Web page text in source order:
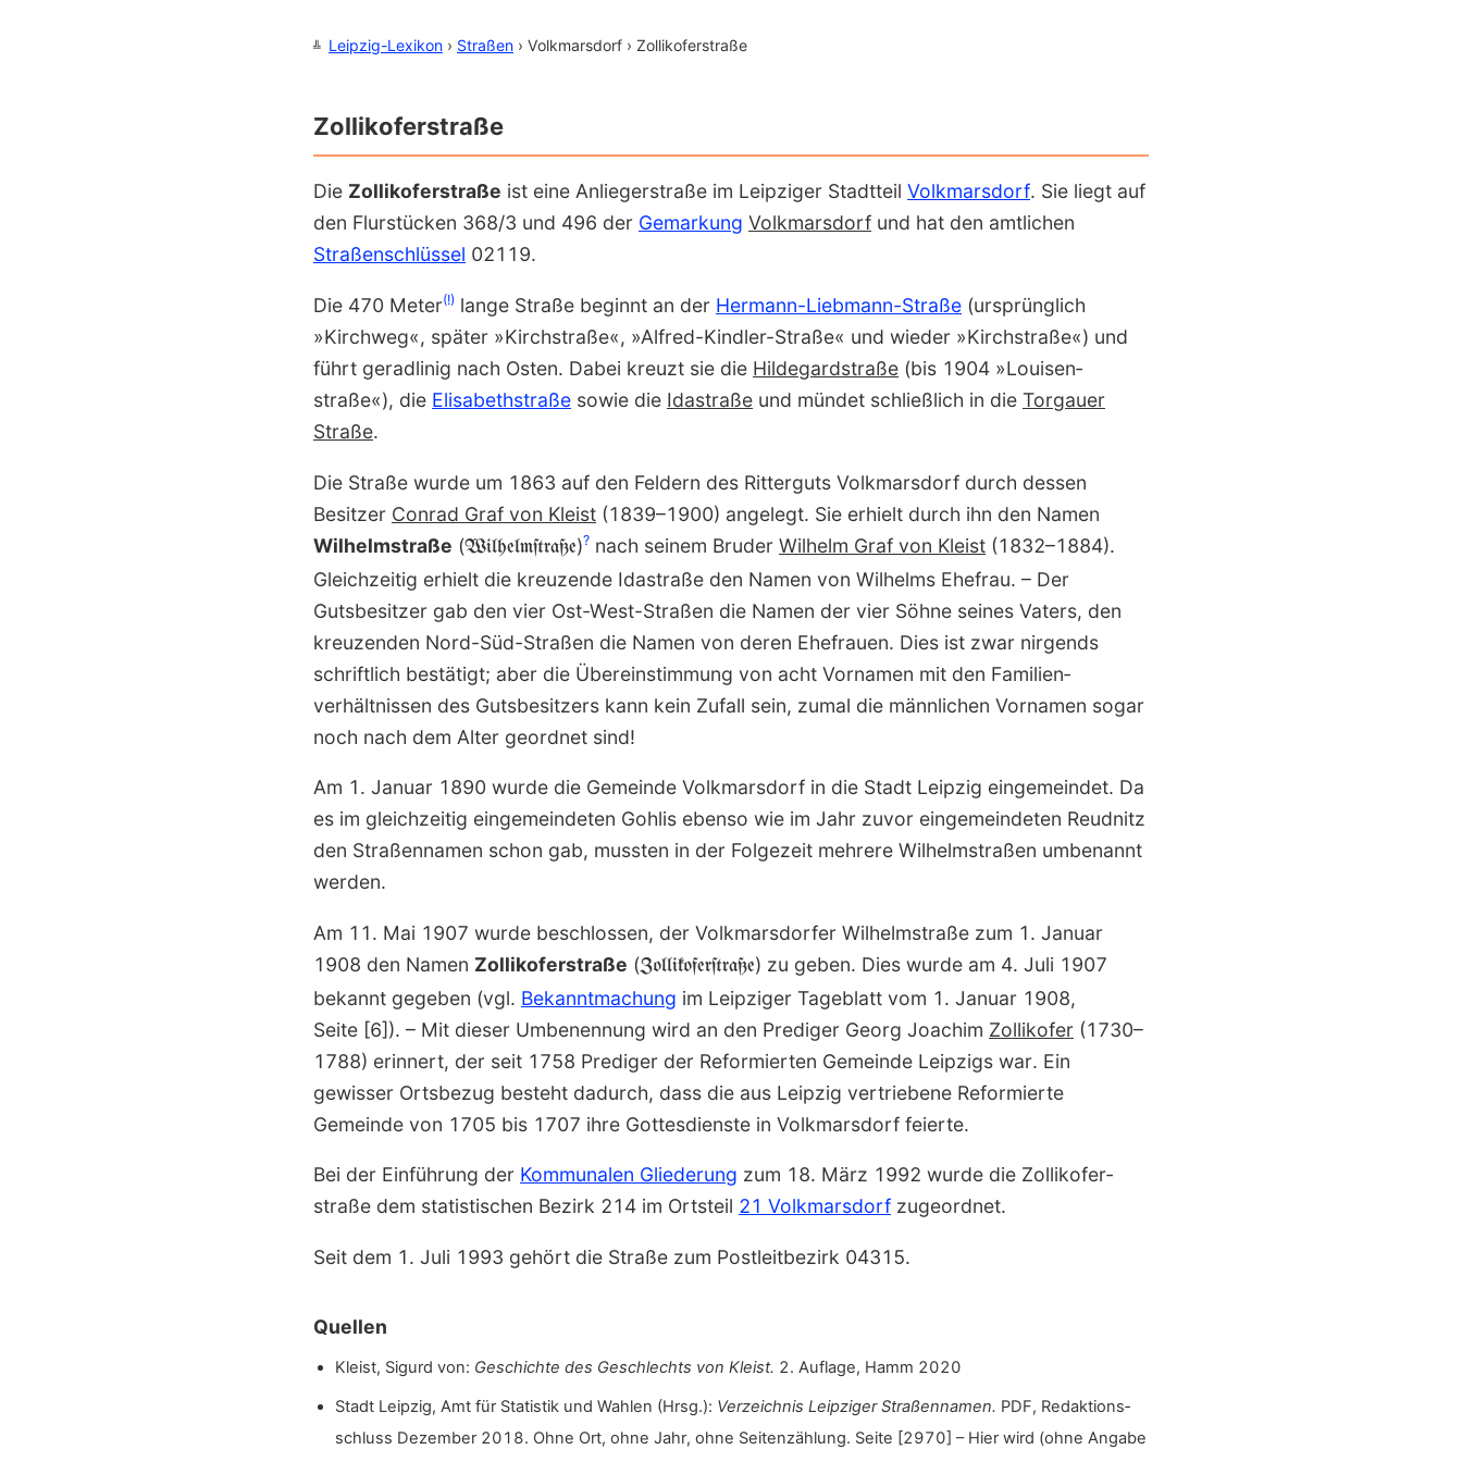
Leipzig-Lexikon › Straßen › Volkmarsdorf › Zollikoferstraße
Zollikoferstraße
Die Zollikoferstraße ist eine Anliegerstraße im Leipziger Stadtteil Volkmarsdorf. Sie liegt auf
den Flurstücken 368/3 und 496 der Gemarkung Volkmars­dorf und hat den amtlichen
Straßen­schlüssel 02119.
Die 470 Meter(!) lange Straße beginnt an der Hermann-Liebmann-Straße (ursprünglich
»Kirchweg«, später »Kirch­straße«, »Alfred-Kindler-Straße« und wieder »Kirch­straße«) und
führt geradlinig nach Osten. Dabei kreuzt sie die Hildegard­straße (bis 1904 »Louisen­
straße«), die Elisabeth­straße sowie die Ida­straße und mündet schließlich in die Torgauer
Straße.
Die Straße wurde um 1863 auf den Feldern des Ritterguts Volkmarsdorf durch dessen
Besitzer Conrad Graf von Kleist (1839–1900) angelegt. Sie erhielt durch ihn den Namen
Wilhelm­straße (Wilhelmſtraße)? nach seinem Bruder Wilhelm Graf von Kleist (1832–1884).
Gleichzeitig erhielt die kreuzende Idastraße den Namen von Wilhelms Ehefrau. – Der
Gutsbesitzer gab den vier Ost-West-Straßen die Namen der vier Söhne seines Vaters, den
kreuzenden Nord-Süd-Straßen die Namen von deren Ehefrauen. Dies ist zwar nirgends
schriftlich bestätigt; aber die Über­einstimmung von acht Vornamen mit den Familien­
verhältnissen des Gutsbesitzers kann kein Zufall sein, zumal die männlichen Vornamen sogar
noch nach dem Alter geordnet sind!
Am 1. Januar 1890 wurde die Gemeinde Volkmars­dorf in die Stadt Leipzig eingemeindet. Da
es im gleichzeitig eingemeindeten Gohlis ebenso wie im Jahr zuvor eingemeindeten Reudnitz
den Straßennamen schon gab, mussten in der Folgezeit mehrere Wilhelm­straßen umbenannt
werden.
Am 11. Mai 1907 wurde beschlossen, der Volkmarsdorfer Wilhelmstraße zum 1. Januar
1908 den Namen Zollikofer­straße (Zollikoferſtraße) zu geben. Dies wurde am 4. Juli 1907
bekannt gegeben (vgl. Bekanntmachung im Leipziger Tageblatt vom 1. Januar 1908,
Seite [6]). – Mit dieser Umbenennung wird an den Prediger Georg Joachim Zollikofer (1730–
1788) erinnert, der seit 1758 Prediger der Reformierten Gemeinde Leipzigs war. Ein
gewisser Ortsbezug besteht dadurch, dass die aus Leipzig vertriebene Reformierte
Gemeinde von 1705 bis 1707 ihre Gottesdienste in Volkmarsdorf feierte.
Bei der Einführung der Kommunalen Gliederung zum 18. März 1992 wurde die Zollikofer­
straße dem statistischen Bezirk 214 im Ortsteil 21 Volkmars­dorf zugeordnet.
Seit dem 1. Juli 1993 gehört die Straße zum Postleitbezirk 04315.
Quellen
Kleist, Sigurd von: Geschichte des Geschlechts von Kleist. 2. Auf­lage, Hamm 2020
Stadt Leipzig, Amt für Statistik und Wahlen (Hrsg.): Verzeichnis Leipziger Straßen­namen. PDF, Redaktions­
schluss Dezember 2018. Ohne Ort, ohne Jahr, ohne Seiten­zählung. Seite [2970] – Hier wird (ohne Angabe